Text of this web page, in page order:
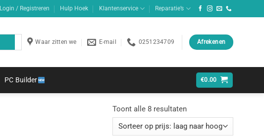
Login / Registreren Hulp Hoek Klantenservice Reparatie’s
Waar zitten we E-mail 0251234709 Afrekenen
PC Builder €0.00
Toont alle 8 resultatenGesorteerd
op
prijs: